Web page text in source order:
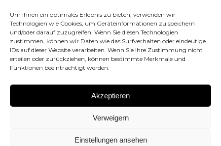
Um Ihnen ein optimales Erlebnis zu bieten, verwenden wir
Technologien wie Cookies, um Geräteinformationen zu speichern
und/oder darauf zuzugreifen. Wenn Sie diesen Technologien
zustimmen, können wir Daten wie das Surfverhalten oder eindeutige
IDs auf dieser Website verarbeiten. Wenn Sie Ihre Zustimmung nicht
erteilen oder zurückziehen, können bestimmte Merkmale und
Funktionen beeinträchtigt werden.
Akzeptieren
Verweigern
Einstellungen ansehen
Kontaktiere uns
hello@canvashifi.com Anruf +45 29 75 00 45
CANVAS HiFi ApS
Flade Engvej 4
Umsatzsteuer-Identifikationsnummer:DK43519425